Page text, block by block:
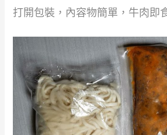
打開包裝，內容物簡單，牛肉即